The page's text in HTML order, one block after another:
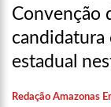
Convenção
candidatura
estadual
Redação Amazonas